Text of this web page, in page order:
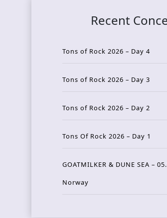
Recent
Tons of Rock 2026 – Day 4
Tons of Rock 2026 – Day 3
Tons of Rock 2026 – Day 2
Tons Of Rock 2026 – Day 1
GOATMILKER & DUNE SEA –
Norway